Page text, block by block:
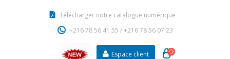
Télécharger notre catalogue numérique
+216 78 56 41 55 /+216 78 56 07 23
Espace client